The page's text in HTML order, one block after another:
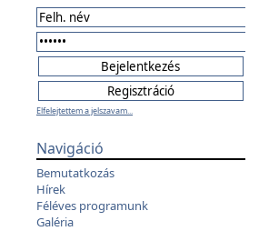
Elfelejtettem a jelszavam...
Navigáció
Bemutatkozás
Hírek
Féléves programunk
Galéria